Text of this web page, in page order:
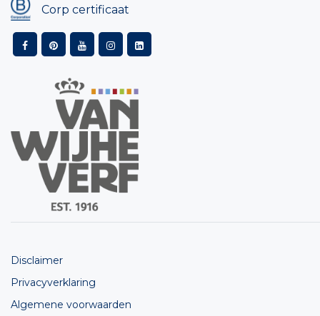
Corp certificaat
Disclaimer
Privacyverklaring
Algemene voorwaarden